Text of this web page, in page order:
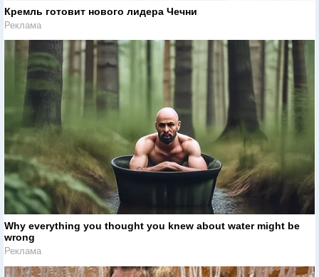
Кремль готовит нового лидера Чечни
Реклама
Why everything you thought you knew about water might be
wrong
Реклама